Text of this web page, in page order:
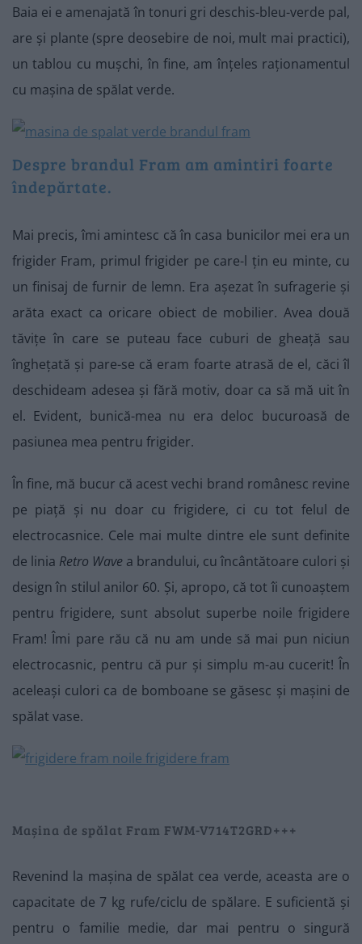
Baia ei e amenajată în tonuri gri deschis-bleu-verde pal,
are și plante (spre deosebire de noi, mult mai practici),
un tablou cu mușchi, în fine, am înțeles raționamentul
cu mașina de spălat verde.
Despre brandul Fram am amintiri foarte
îndepărtate.
Mai precis, îmi amintesc că în casa bunicilor mei era un
frigider Fram, primul frigider pe care-l țin eu minte, cu
un finisaj de furnir de lemn. Era așezat în sufragerie și
arăta exact ca oricare obiect de mobilier. Avea două
tăvițe în care se puteau face cuburi de gheață sau
înghețată și pare-se că eram foarte atrasă de el, căci îl
deschideam adesea și fără motiv, doar ca să mă uit în
el. Evident, bunică-mea nu era deloc bucuroasă de
pasiunea mea pentru frigider.
În fine, mă bucur că acest vechi brand românesc revine
pe piață și nu doar cu frigidere, ci cu tot felul de
electrocasnice. Cele mai multe dintre ele sunt definite
de linia Retro Wave a brandului, cu încântătoare culori și
design în stilul anilor 60. Și, apropo, că tot îi cunoaștem
pentru frigidere, sunt absolut superbe noile frigidere
Fram! Îmi pare rău că nu am unde să mai pun niciun
electrocasnic, pentru că pur și simplu m-au cucerit! În
aceleași culori ca de bomboane se găsesc și mașini de
spălat vase.
Mașina de spălat Fram FWM-V714T2GRD+++
Revenind la mașina de spălat cea verde, aceasta are o
capacitate de 7 kg rufe/ciclu de spălare. E suficientă și
pentru o familie medie, dar mai pentru o singură